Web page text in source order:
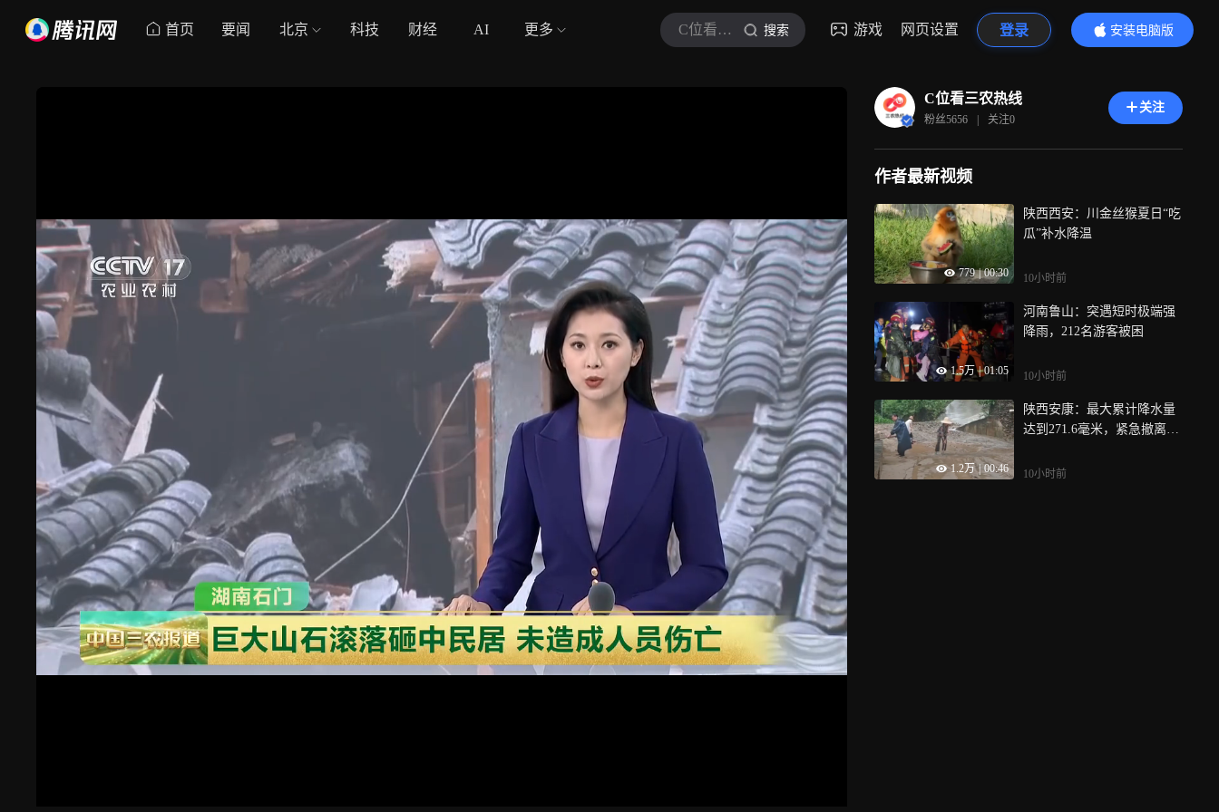
首页 要闻 北京 科技 财经 AI 更多 C位看三农热线 搜索 游戏 网页设置 登录
安装电脑版
内容更精彩
C位看三农热线
粉丝5656 | 关注0
关注
作者最新视频
779 | 00:30
陕西西安：川金丝猴夏日“吃
瓜”补水降温
10小时前
1.5万 | 01:05
河南鲁山：突遇短时极端强
降雨，212名游客被困
10小时前
1.2万 | 00:46
陕西安康：最大累计降水量
达到271.6毫米，紧急撤离人
10小时前